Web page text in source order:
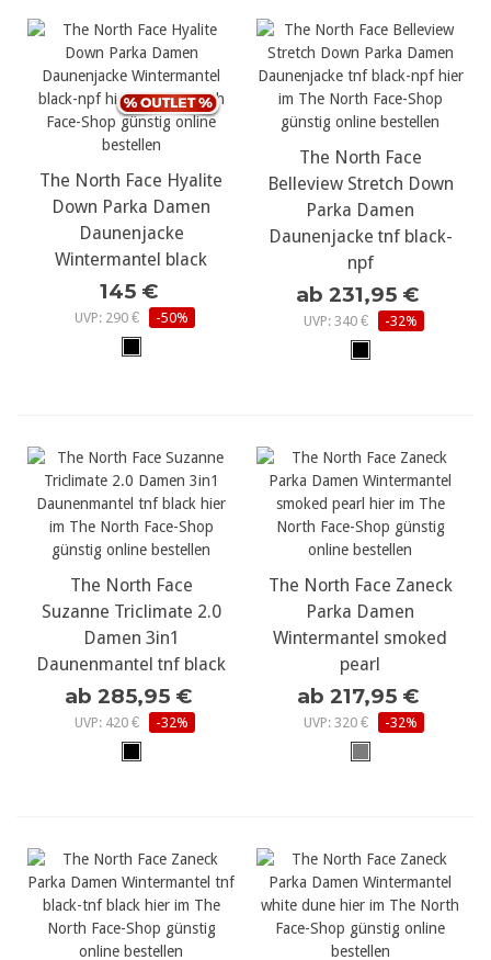
The North Face Hyalite
Down Parka Damen
Daunenjacke
Wintermantel black
145 €
UVP: 290 € -50%
The North Face
Belleview Stretch Down
Parka Damen
Daunenjacke tnf black-
npf
ab 231,95 €
UVP: 340 € -32%
The North Face
Suzanne Triclimate 2.0
Damen 3in1
Daunenmantel tnf black
ab 285,95 €
UVP: 420 € -32%
The North Face Zaneck
Parka Damen
Wintermantel smoked
pearl
ab 217,95 €
UVP: 320 € -32%